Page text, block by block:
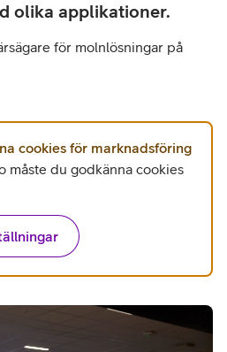
olika applikationer.
för molnlösningar på
cookies för marknadsföring
måste du godkänna cookies